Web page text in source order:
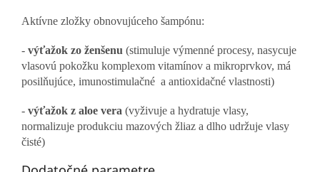
Aktívne zložky obnovujúceho šampónu:
- výťažok zo ženšenu (stimuluje výmenné procesy, nasycuje
vlasovú pokožku komplexom vitamínov a mikroprvkov, má
posilňujúce, imunostimulačné a antioxidačné vlastnosti)
- výťažok z aloe vera (vyživuje a hydratuje vlasy,
normalizuje produkciu mazových žliaz a dlho udržuje vlasy
čisté)